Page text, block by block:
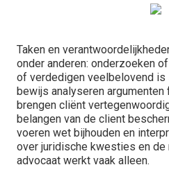
Taken en
onder anderen: onderzoeken
of verdedigen veelbelovend
bewijs analyseren
brengen cliënt
belangen van de client
voeren wet bijhouden en
over juridische kwesties en de
advocaat werkt vaak alleen.